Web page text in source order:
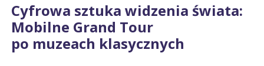
Cyfrowa sztuka widzenia świata:
Mobilne Grand Tour
po muzeach klasycznych